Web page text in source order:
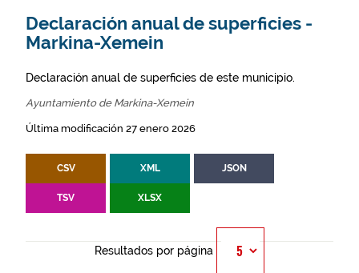
Declaración anual de superficies -
Markina-Xemein
Declaración anual de superficies de este municipio.
Ayuntamiento de Markina-Xemein
Última modificación 27 enero 2026
CSV XML JSON
TSV XLSX
Resultados por página